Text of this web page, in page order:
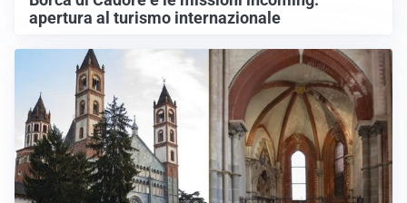
apertura al turismo internazionale